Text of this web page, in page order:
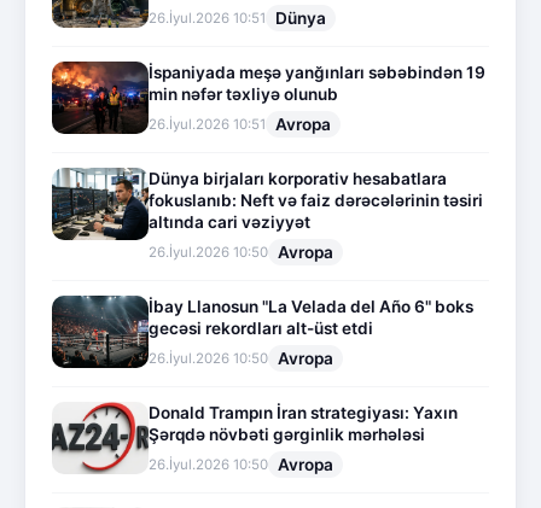
26.İyul.2026 10:51 Dünya
İspaniyada meşə yanğınları səbəbindən 19
min nəfər təxliyə olunub
26.İyul.2026 10:51 Avropa
Dünya birjaları korporativ hesabatlara
fokuslanıb: Neft və faiz dərəcələrinin təsiri
altında cari vəziyyət
26.İyul.2026 10:50 Avropa
İbay Llanosun "La Velada del Año 6" boks
gecəsi rekordları alt-üst etdi
26.İyul.2026 10:50 Avropa
Donald Trampın İran strategiyası: Yaxın
Şərqdə növbəti gərginlik mərhələsi
26.İyul.2026 10:50 Avropa